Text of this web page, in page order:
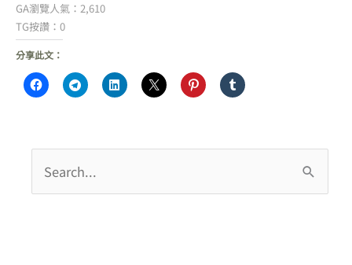
GA瀏覽人氣：2,610
TG按讚：0
分享此文：